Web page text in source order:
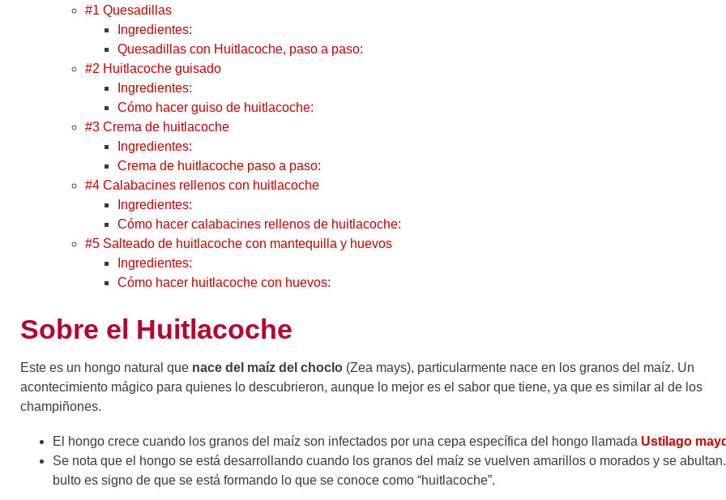
#1 Quesadillas
Ingredientes:
Quesadillas con Huitlacoche, paso a paso:
#2 Huitlacoche guisado
Ingredientes:
Cómo hacer guiso de huitlacoche:
#3 Crema de huitlacoche
Ingredientes:
Crema de huitlacoche paso a paso:
#4 Calabacines rellenos con huitlacoche
Ingredientes:
Cómo hacer calabacines rellenos de huitlacoche:
#5 Salteado de huitlacoche con mantequilla y huevos
Ingredientes:
Cómo hacer huitlacoche con huevos:
Sobre el Huitlacoche
Este es un hongo natural que nace del maíz del choclo (Zea mays), particularmente nace en los granos del maíz. Un
acontecimiento mágico para quienes lo descubrieron, aunque lo mejor es el sabor que tiene, ya que es similar al de los
champiñones.
El hongo crece cuando los granos del maíz son infectados por una cepa específica del hongo llamada Ustilago
Se nota que el hongo se está desarrollando cuando los granos del maíz se vuelven amarillos o morados y se
bulto es signo de que se está formando lo que se conoce como “huitlacoche”.